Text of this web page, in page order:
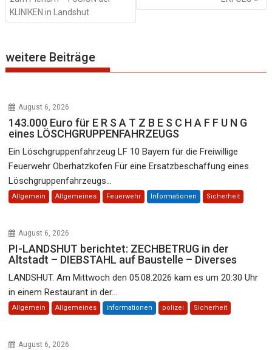
KLINIKEN in Landshut
weitere Beiträge
August 6, 2026
143.000 Euro für E R S A T Z B E S C H A F F U N G
eines LÖSCHGRUPPENFAHRZEUGS
Ein Löschgruppenfahrzeug LF 10 Bayern für die Freiwillige
Feuerwehr Oberhatzkofen Für eine Ersatzbeschaffung eines
Löschgruppenfahrzeugs...
Allgemein Allgemeines Feuerwehr Informationen Sicherheit
August 6, 2026
PI-LANDSHUT berichtet: ZECHBETRUG in der
Altstadt – DIEBSTAHL auf Baustelle – Diverses
LANDSHUT. Am Mittwoch den 05.08.2026 kam es um 20:30 Uhr
in einem Restaurant in der...
Allgemein Allgemeines Informationen polizei Sicherheit
August 6, 2026